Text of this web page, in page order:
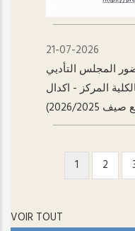
21-07-2026
المجلس التأديي
23 يوليوز 2026 بالكلية المركز - اکدال
2025)
PAGINATIONPage
courante
1 Page
2
VOIR TOUT